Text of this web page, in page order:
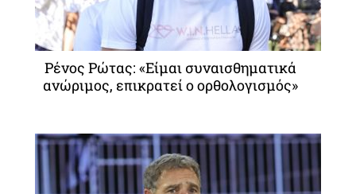
Ρένος Ρώτας: «Είμαι συναισθηματικά
ανώριμος, επικρατεί ο ορθολογισμός»